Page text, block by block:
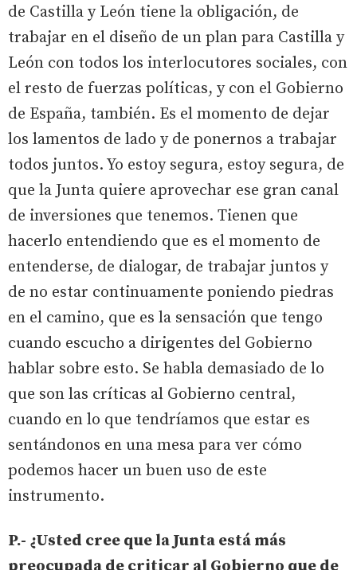
de Castilla y León tiene la obligación, de
trabajar en el diseño de un plan para Castilla y
León con todos los interlocutores sociales, con
el resto de fuerzas políticas, y con el Gobierno
de España, también. Es el momento de dejar
los lamentos de lado y de ponernos a trabajar
todos juntos. Yo estoy segura, estoy segura, de
que la Junta quiere aprovechar ese gran canal
de inversiones que tenemos. Tienen que
hacerlo entendiendo que es el momento de
entenderse, de dialogar, de trabajar juntos y
de no estar continuamente poniendo piedras
en el camino, que es la sensación que tengo
cuando escucho a dirigentes del Gobierno
hablar sobre esto. Se habla demasiado de lo
que son las críticas al Gobierno central,
cuando en lo que tendríamos que estar es
sentándonos en una mesa para ver cómo
podemos hacer un buen uso de este
instrumento.
P.- ¿Usted cree que la Junta está más